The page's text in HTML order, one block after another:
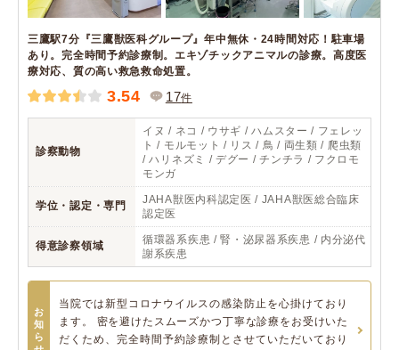
三鷹駅7分『三鷹獣医科グループ』年中無休・24時間対応！駐車場
あり。完全時間予約診療制。エキゾチックアニマルの診療。高度医
療対応、質の高い救急救命処置。
3.54 17件
診察動物
イヌ / ネコ / ウサギ / ハムスター / フェレッ
ト / モルモット / リス / 鳥 / 両生類 / 爬虫類
/ ハリネズミ / デグー / チンチラ / フクロモ
モンガ
学位・認定・専門
JAHA獣医内科認定医 / JAHA獣医総合臨床
認定医
得意診察領域
循環器系疾患 / 腎・泌尿器系疾患 / 内分泌代
謝系疾患
お
知
ら
当院では新型コロナウイルスの感染防止を心掛けており
ます。 密を避けたスムーズかつ丁寧な診療をお受けいた
だくため、完全時間予約診療制とさせていただいており